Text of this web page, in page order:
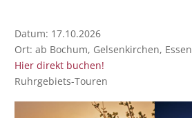
Datum: 17.10.2026
Ort: ab Bochum, Gelsenkirchen, Essen
Hier direkt buchen!
Ruhrgebiets-Touren